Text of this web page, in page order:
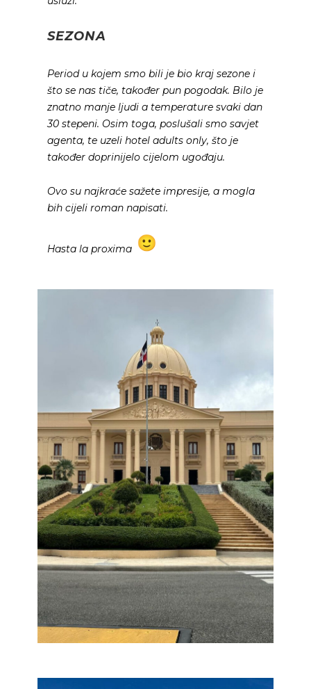
SEZONA
Period u kojem smo bili je bio kraj sezone i
što se nas tiče, također pun pogodak. Bilo je
znatno manje ljudi a temperature svaki dan
30 stepeni. Osim toga, poslušali smo savjet
agenta, te uzeli hotel adults only, što je
također doprinijelo cijelom ugođaju.
Ovo su najkraće sažete impresije, a mogla
bih cijeli roman napisati.
Hasta la proxima